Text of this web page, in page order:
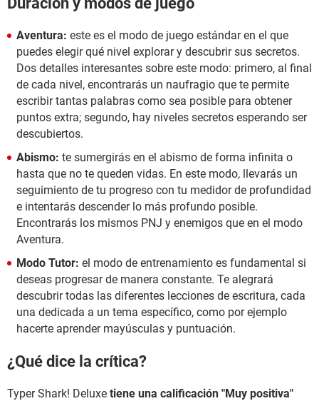
Aventura: este es el modo de juego estándar en el que
puedes elegir qué nivel explorar y descubrir sus secretos.
Dos detalles interesantes sobre este modo: primero, al final
de cada nivel, encontrarás un naufragio que te permite
escribir tantas palabras como sea posible para obtener
puntos extra; segundo, hay niveles secretos esperando ser
descubiertos.
Abismo: te sumergirás en el abismo de forma infinita o
hasta que no te queden vidas. En este modo, llevarás un
seguimiento de tu progreso con tu medidor de profundidad
e intentarás descender lo más profundo posible.
Encontrarás los mismos PNJ y enemigos que en el modo
Aventura.
Modo Tutor: el modo de entrenamiento es fundamental si
deseas progresar de manera constante. Te alegrará
descubrir todas las diferentes lecciones de escritura, cada
una dedicada a un tema específico, como por ejemplo
hacerte aprender mayúsculas y puntuación.
¿Qué dice la crítica?
Typer Shark! Deluxe tiene una calificación "Muy positiva"